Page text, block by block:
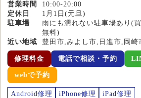
営業時間
10:00-20:00
定休日
1月1日(元旦)
駐車場
雨にも濡れない駐車場あり(
無料)
近い地域
豊田市,みよし市,日進市,岡崎
修理料金 電話で相談・予約
webで予約
Android修理 iPhone修理
iPad修理